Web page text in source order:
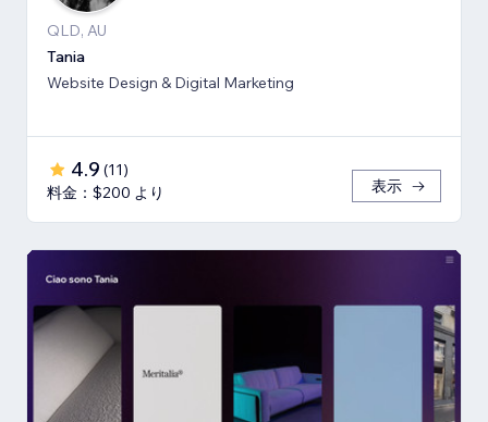
QLD, AU
Tania
Website Design & Digital Marketing
4.9 (11)
料金：$200 より
表示